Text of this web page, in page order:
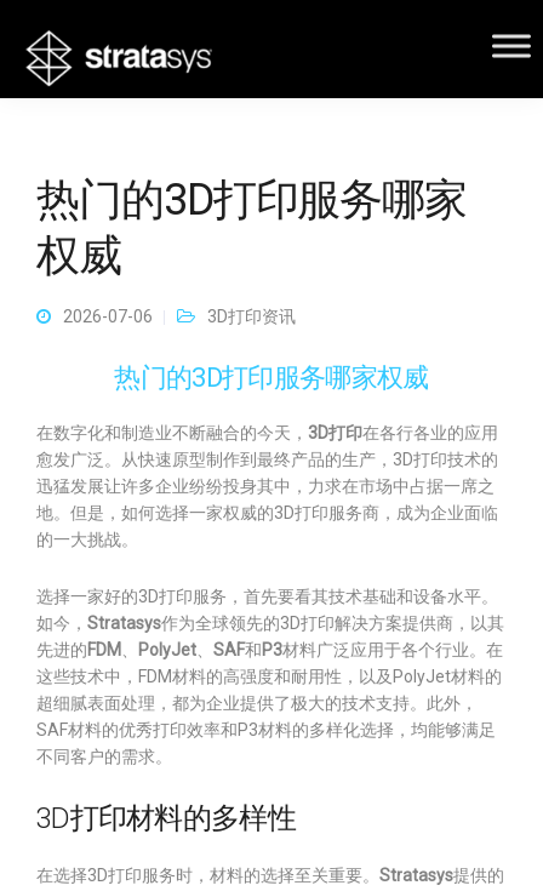
热门的3D打印服务哪家
权威
2026-07-06 3D打印资讯
热门的3D打印服务哪家权威
在数字化和制造业不断融合的今天， 3D打印在各行各业的应用
愈发广泛。从快速原型制作到最终产品的生产，3D打印技术的
迅猛发展让许多企业纷纷投身其中，力求在市场中占据一席之
地。但是，如何选择一家权威的3D打印服务商，成为企业面临
的一大挑战。
选择一家好的3D打印服务，首先要看其技术基础和设备水平。
如今， Stratasys作为全球领先的3D打印解决方案提供商，以其
先进的FDM PolyJet SAF和P3材料广泛应用于各个行业。在
这些技术中，FDM材料的高强度和耐用性，以及PolyJet材料的
超细腻表面处理，都为企业提供了极大的技术支持。此外，
SAF材料的优秀打印效率和P3材料的多样化选择，均能够满足
不同客户的需求。
3D打印材料的多样性
在选择3D打印服务时，材料的选择至关重要。 Stratasys提供的